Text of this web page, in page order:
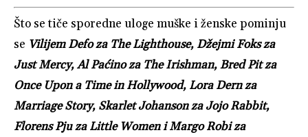
Što se tiče sporedne uloge muške i ženske pominju
se Vilijem Defo za The Lighthouse, Džejmi Foks za
Just Mercy, Al Paćino za The Irishman, Bred Pit za
Once Upon a Time in Hollywood, Lora Dern za
Marriage Story, Skarlet Johanson za Jojo Rabbit,
Florens Pju za Little Women i Margo Robi za